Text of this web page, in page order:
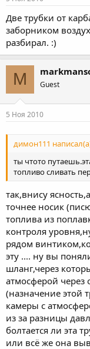
Две трубки от
заборником
разбирал. :)
M Guest
5 Ноя 2010
димон111
ты чтото
топливо сливать
так,внису
точнее носик
топлива из
контроля
рядом
эту .... ну вы
шланг,через
атмосферой через
(назначение этой
камеры с
из за разницы
болтается ли эта
или всё же она